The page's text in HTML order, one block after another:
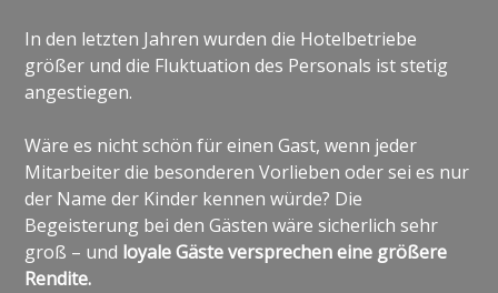
In den letzten Jahren wurden die Hotelbetriebe
größer und die Fluktuation des Personals ist stetig
angestiegen.
Wäre es nicht schön für einen Gast, wenn jeder
Mitarbeiter die besonderen Vorlieben oder sei es nur
der Name der Kinder kennen würde? Die
Begeisterung bei den Gästen wäre sicherlich sehr
groß – und loyale Gäste versprechen eine größere
Rendite.